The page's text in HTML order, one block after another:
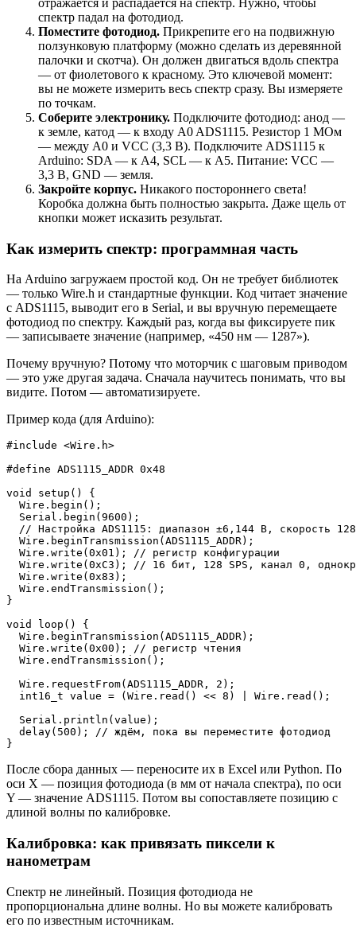
отражается и распадается на спектр. Нужно, чтобы
спектр падал на фотодиод.
Поместите фотодиод. Прикрепите его на подвижную
ползунковую платформу (можно сделать из деревянной
палочки и скотча). Он должен двигаться вдоль спектра
— от фиолетового к красному. Это ключевой момент:
вы не можете измерить весь спектр сразу. Вы измеряете
по точкам.
Соберите электронику. Подключите фотодиод: анод —
к земле, катод — к входу A0 ADS1115. Резистор 1 МОм
— между A0 и VCC (3,3 В). Подключите ADS1115 к
Arduino: SDA — к A4, SCL — к A5. Питание: VCC —
3,3 В, GND — земля.
Закройте корпус. Никакого постороннего света!
Коробка должна быть полностью закрыта. Даже щель от
кнопки может исказить результат.
Как измерить спектр: программная часть
На Arduino загружаем простой код. Он не требует библиотек
— только Wire.h и стандартные функции. Код читает значение
с ADS1115, выводит его в Serial, и вы вручную перемещаете
фотодиод по спектру. Каждый раз, когда вы фиксируете пик
— записываете значение (например, «450 нм — 1287»).
Почему вручную? Потому что моторчик с шаговым приводом
— это уже другая задача. Сначала научитесь понимать, что вы
видите. Потом — автоматизируете.
Пример кода (для Arduino):
#include <Wire.h>
#define ADS1115_ADDR 0x48
void setup() {
  Wire.begin();
  Serial.begin(9600);
// Настройка ADS1115: диапазон ±6,144 В, скорость
  Wire.beginTransmission(ADS1115_ADDR);
  Wire.write(0x01); // регистр конфигурации
Wire.write(0xC3); // 16 бит, 128 SPS, канал 0,
  Wire.write(0x83);
  Wire.endTransmission();
}
void loop() {
  Wire.beginTransmission(ADS1115_ADDR);
  Wire.write(0x00); // регистр чтения
  Wire.endTransmission();
  Wire.requestFrom(ADS1115_ADDR, 2);
  int16_t value = (Wire.read() << 8) | Wire.read();
  Serial.println(value);
  delay(500); // ждём, пока вы переместите фотодиод
}
После сбора данных — переносите их в Excel или Python. По
оси X — позиция фотодиода (в мм от начала спектра), по оси
Y — значение ADS1115. Потом вы сопоставляете позицию с
длиной волны по калибровке.
Калибровка: как привязать пиксели к
нанометрам
Спектр не линейный. Позиция фотодиода не
пропорциональна длине волны. Но вы можете калибровать
его по известным источникам.